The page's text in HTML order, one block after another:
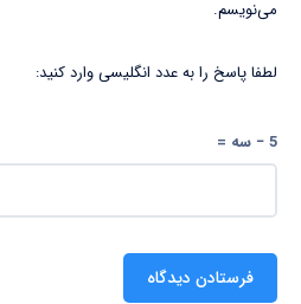
می‌نویسم.
لطفا پاسخ را به عدد انگلیسی وارد کنید:
5 − سه =